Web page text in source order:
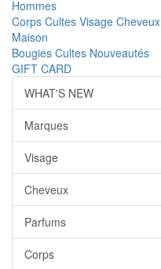
Hommes
Corps Cultes Visage Cheveux
Maison
Bougies Cultes Nouveautés
GIFT CARD
WHAT'S NEW
Marques
Visage
Cheveux
Parfums
Corps